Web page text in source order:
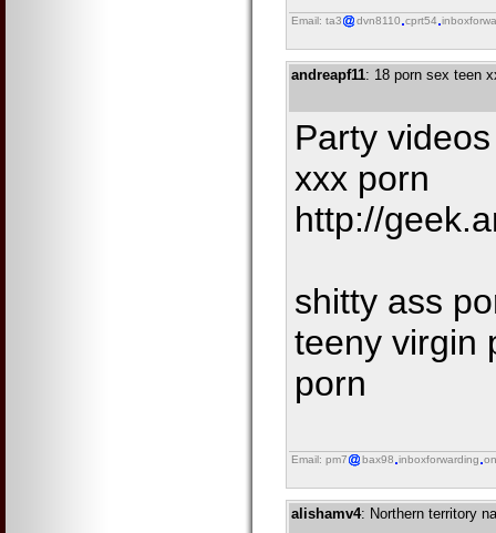
Email: ta3 dvn8110 cprt54
andreapf11: 18 porn sex teen
Party
xxx porn
http://
shitty ass
teeny virgin
porn
Email: pm7 bax98 inboxforwarding
alishamv4: Northern territory